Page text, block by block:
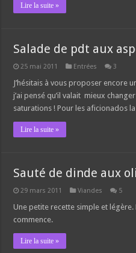
Lire la suite »
Salade de pdt aux
25 mai 2011 Entrées 3
J’hésitais à vous proposer encore
j’ai pensé qu’il valait mieux
saturations ! Pour les aficionados
Lire la suite »
Sauté de dinde aux
29 mars 2011 Viandes 5
Une petite recette simple et
commence.
Lire la suite »